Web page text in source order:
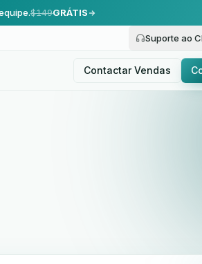
$149GRÁTIS
Suporte ao
Contactar Vendas